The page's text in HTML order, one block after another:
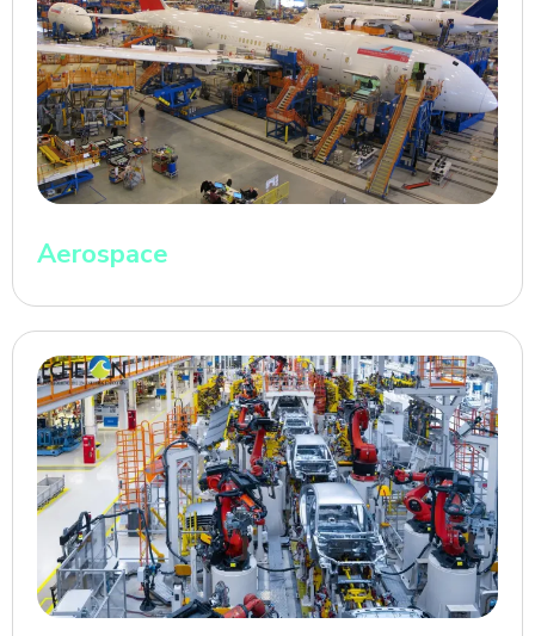
Aerospace